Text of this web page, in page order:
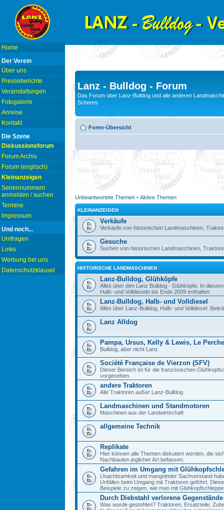
Home
Der Verein
Über uns
Presseberichte
Veranstaltungen
Fotogalerie
Anreise
Kontakt
Die Szene
Diskussionsforum
Forum Archiv
Forum (englisch)
Kleinanzeigen
Seriennummern
anmelden / suchen
Termine
Impressum
Und noch...
Umfragen
Links
Werbung bei uns
Datenschutzklausel
Lanz - Bulldog - Forum
Das Forum über Lanz-Bulldog und alle anderen
Scheres
Foren-Übersicht
Unbeantwortete Themen • Aktive Themen
KLEINANZEIGEN
Verkäufe
Verkäufe von historischen Landmaschinen,
Gesuche
Suchen von historischen Landmaschinen,
HISTORISCHE LANDMASCHINEN
Lanz-Bulldog, Glühköpfe
Alles über den Lanz Bulldog - Glühköpfe. In
Halb- und Volldieseln bis Ende 2009 enthalten.
Lanz-Bulldog, Halb- und Volldiesel
Alles über Lanz-Bulldog, Halb- und Volldiesel.
Lanz Alldog
Pampa, Ursus, Kelly & Lewis, Le
Bulldog, aber nicht Lanz
Société Française de Vierzon (SFV)
Dieser Bereich ist für die französischen
vorgesehen.
andere Traktoren
Alle Traktoren außer Lanz-Bulldog
Landmaschinen und Standmotoren
Maschinen aus der Landwirtschaft
allgemeine Technik
Replikate
Hier können alle Themen diskutiert werden, die
Nachbauten jeglicher Art befassen.
Gefahren im Umgang mit
Unachtsamkeit und mangelnder Sachverstand
Unfällen beim Umgang mit Traktoren geführt.
Beispiele zu zeigen, wie man mit
Durch Diebstahl verlorene Gegenstände
Was wurde gestohlen? Traktoren, Ersatzteile,